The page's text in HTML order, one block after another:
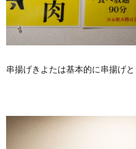
串揚げきよたは基本的に串揚げ